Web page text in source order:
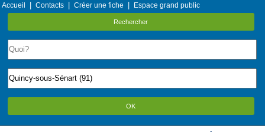
Accueil Contacts Créer une fiche Espace grand public
Rechercher
OK